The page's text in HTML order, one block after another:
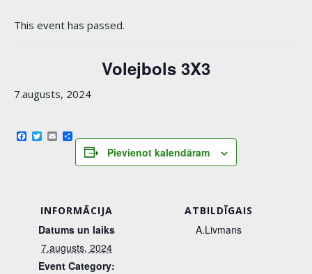
This event has passed.
Volejbols 3X3
7.augusts, 2024
Facebook
Twitter
EmailShare
Pievienot kalendāram
INFORMĀCIJA
Datums un laiks
7.augusts, 2024
Event Category:
ATBILDĪGAIS
A.Livmans